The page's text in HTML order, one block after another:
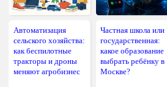
Автоматизация
сельского хозяйства:
как беспилотные
тракторы и дроны
меняют агробизнес
Частная школа или
государственная:
какое образование
выбрать ребёнку в
Москве?